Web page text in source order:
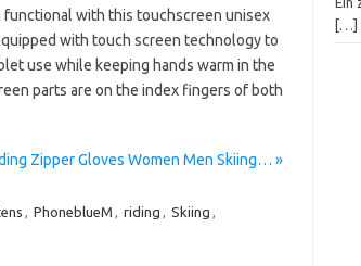
with this touchscreen unisex
with touch screen technology to
use while keeping hands warm in the
parts are on the index fingers of both
Zipper Gloves Women Men Skiing… »
, PhoneblueM , riding , Skiing ,
[…]